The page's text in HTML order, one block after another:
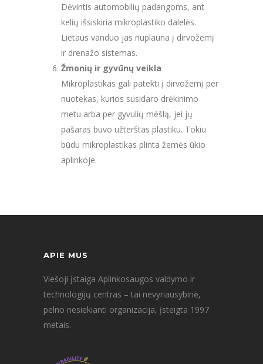
Dėvintis automobilių padangoms, ant
kelių išsiskiria mikroplastiko dalelės.
Lietaus vanduo jas nuplauna į dirvožemį
ir drenažo sistemas.
Žmonių ir gyvūnų veikla
Mikroplastikas gali patekti į dirvožemį per
nuotekas, kurios susidaro drėkinimo
metu arba per gyvulių mėšlą, jei jų
pašaras buvo užterštas plastiku. Tokiu
būdu mikroplastikas plinta žemės ūkio
aplinkoje.
APIE MUS
Viešoji įstaiga Aplinkosaugos valdymo ir
technologijų centras – tai nevyriausybinė,
pelno nesiekianti organizacija, įsteigta 1997
metais.